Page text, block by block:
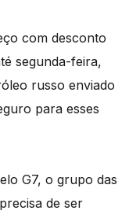
com desconto
segunda-feira,
russo enviado
para esses
G7, o grupo das
de ser